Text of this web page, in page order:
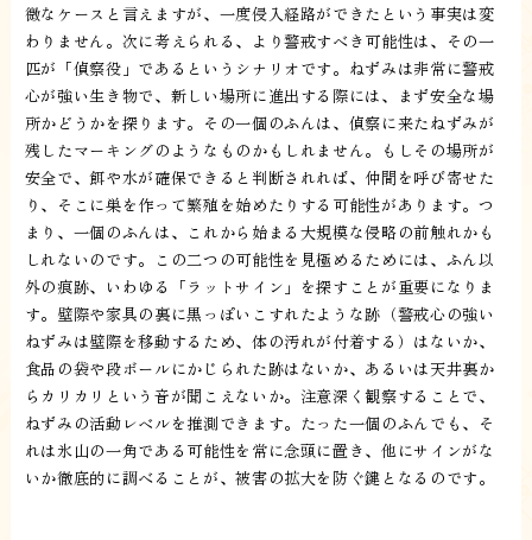
微なケースと言えますが、一度侵入経路ができたという事実は変
わりません。次に考えられる、より警戒すべき可能性は、その一
匹が「偵察役」であるというシナリオです。ねずみは非常に警戒
心が強い生き物で、新しい場所に進出する際には、まず安全な場
所かどうかを探ります。その一個のふんは、偵察に来たねずみが
残したマーキングのようなものかもしれません。もしその場所が
安全で、餌や水が確保できると判断されれば、仲間を呼び寄せた
り、そこに巣を作って繁殖を始めたりする可能性があります。つ
まり、一個のふんは、これから始まる大規模な侵略の前触れかも
しれないのです。この二つの可能性を見極めるためには、ふん以
外の痕跡、いわゆる「ラットサイン」を探すことが重要になりま
す。壁際や家具の裏に黒っぽいこすれたような跡（警戒心の強い
ねずみは壁際を移動するため、体の汚れが付着する）はないか、
食品の袋や段ボールにかじられた跡はないか、あるいは天井裏か
らカリカリという音が聞こえないか。注意深く観察することで、
ねずみの活動レベルを推測できます。たった一個のふんでも、そ
れは氷山の一角である可能性を常に念頭に置き、他にサインがな
いか徹底的に調べることが、被害の拡大を防ぐ鍵となるのです。